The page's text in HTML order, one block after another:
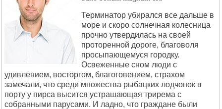
Терминатор убирался все дальше в
море и скоро солнечная колесница
прочно утвердилась на своей
проторенной дороге, благоволя
просыпающемуся городку.
Освеженные сном люди с
удивлением, восторгом, благоговением, страхом
замечали, что среди множества рыбацких лодчонок в
порту у пирса высится устрашающая трирема с
собранными парусами. И ладно, что граждане были